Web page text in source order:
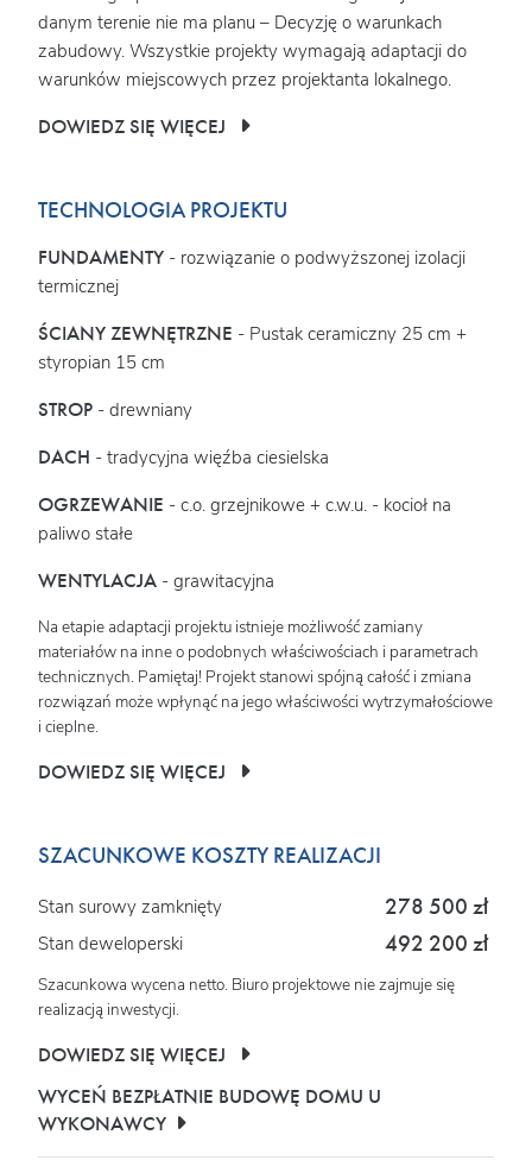
danym terenie nie ma planu – Decyzję o warunkach
zabudowy. Wszystkie projekty wymagają adaptacji do
warunków miejscowych przez projektanta lokalnego.
DOWIEDZ SIĘ WIĘCEJ
TECHNOLOGIA PROJEKTU
FUNDAMENTY - rozwiązanie o podwyższonej izolacji
termicznej
ŚCIANY ZEWNĘTRZNE - Pustak ceramiczny 25 cm +
styropian 15 cm
STROP - drewniany
DACH - tradycyjna więźba ciesielska
OGRZEWANIE - c.o. grzejnikowe + c.w.u. - kocioł na
paliwo stałe
WENTYLACJA - grawitacyjna
Na etapie adaptacji projektu istnieje możliwość zamiany
materiałów na inne o podobnych właściwościach i parametrach
technicznych. Pamiętaj! Projekt stanowi spójną całość i zmiana
rozwiązań może wpłynąć na jego właściwości wytrzymałościowe
i cieplne.
DOWIEDZ SIĘ WIĘCEJ
SZACUNKOWE KOSZTY REALIZACJI
Stan surowy zamknięty 278 500 zł
Stan deweloperski 492 200 zł
Szacunkowa wycena netto. Biuro projektowe nie zajmuje się
realizacją inwestycji.
DOWIEDZ SIĘ WIĘCEJ
WYCEŃ BEZPŁATNIE BUDOWĘ DOMU U
WYKONAWCY